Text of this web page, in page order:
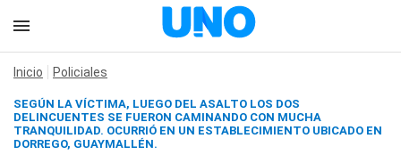
Inicio Policiales
SEGÚN LA VÍCTIMA, LUEGO DEL ASALTO LOS DOS
DELINCUENTES SE FUERON CAMINANDO CON MUCHA
TRANQUILIDAD. OCURRIÓ EN UN ESTABLECIMIENTO UBICADO EN
DORREGO, GUAYMALLÉN.